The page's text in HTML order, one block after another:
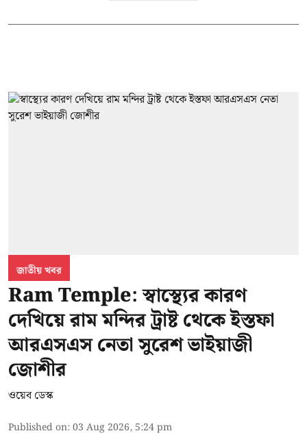
জাতীয় খবর
Ram Temple: স্বাস্থ্যের কারণ
দেখিয়ে রাম মন্দির ট্রাষ্ট থেকে ইস্তফা
আরএসএস নেতা সুরেশ ভাইয়াজী
জোশীর
ওয়েব ডেস্ক
Published on:03 Aug 2026, 5:24 pm